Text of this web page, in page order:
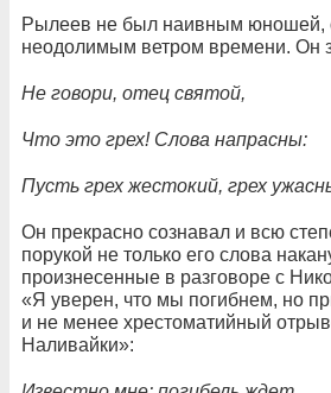
Рылеев не был наивным юношей,
неодолимым ветром времени. Он
Не говори, отец святой,
Что это грех! Слова напрасны:
Пусть грех жестокий, грех
Он прекрасно сознавал и всю
порукой не только его слова
произнесенные в разговоре с
«Я уверен, что мы погибнем, но
и не менее хрестоматийный
Наливайки»: